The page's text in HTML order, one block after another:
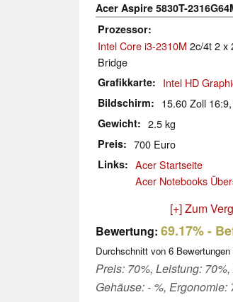
Acer Aspire 5830T-
Prozessor
Intel Core i3-2310M 2c/4t 2 x
Bridge
Grafikkarte Intel HD
Bildschirm 15.60 Zoll
Gewicht 2.5 kg
Preis 700 Euro
Links
Acer Startseite
Acer Notebooks
[+] Zum
Bewertung: 69.17%-
Durchschnitt von 6 Bewertungen
Preis: 70%, Leistung:
Gehäuse: - %,